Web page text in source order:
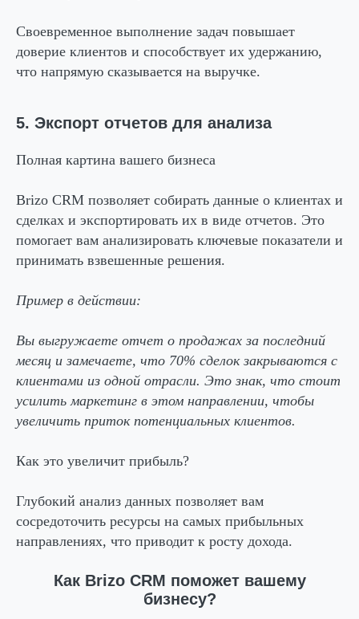
Своевременное выполнение задач повышает
доверие клиентов и способствует их удержанию,
что напрямую сказывается на выручке.
5. Экспорт отчетов для анализа
Полная картина вашего бизнеса
Brizo CRM позволяет собирать данные о клиентах и
сделках и экспортировать их в виде отчетов. Это
помогает вам анализировать ключевые показатели и
принимать взвешенные решения.
Пример в действии:
Вы выгружаете отчет о продажах за последний
месяц и замечаете, что 70% сделок закрываются с
клиентами из одной отрасли. Это знак, что стоит
усилить маркетинг в этом направлении, чтобы
увеличить приток потенциальных клиентов.
Как это увеличит прибыль?
Глубокий анализ данных позволяет вам
сосредоточить ресурсы на самых прибыльных
направлениях, что приводит к росту дохода.
Как Brizo CRM поможет вашему
бизнесу?